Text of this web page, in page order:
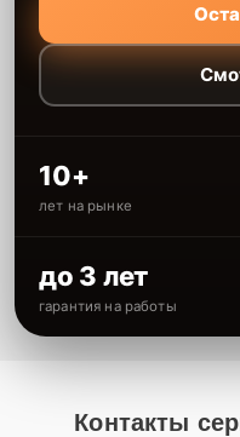
10+
лет на рынке
до 3 лет
гарантия на работы
Контакты